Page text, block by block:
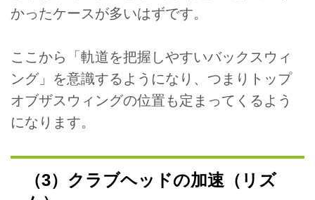
かったケースが多いはずです。
ここから「軌道を把握しやすいバックスウィ
ング」を意識するようになり、つまりトップ
オブザスウィングの位置も定まってくるよう
になります。
（3）クラブヘッドの加速（リズ